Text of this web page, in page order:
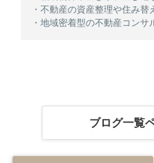
・不動産の資産整理や住み替
・地域密着型の不動産コンサ
ブログ一覧